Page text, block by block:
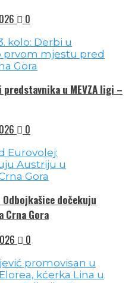
0
u MEVZA ligi –
0
dočekuju
Crna Gora
0